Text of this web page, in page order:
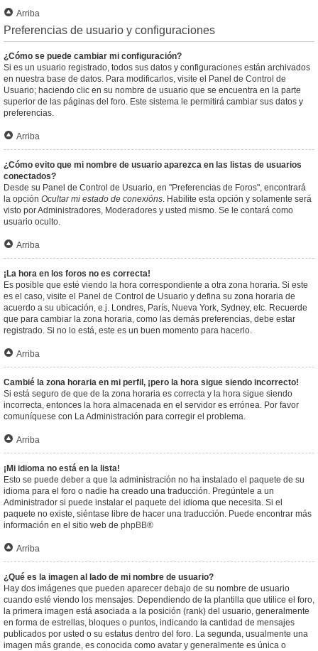
Arriba
Preferencias de usuario y configuraciones
¿Cómo se puede cambiar mi configuración?
Si es un usuario registrado, todos sus datos y configuraciones están archivados
en nuestra base de datos. Para modificarlos, visite el Panel de Control de
Usuario; haciendo clic en su nombre de usuario que se encuentra en la parte
superior de las páginas del foro. Este sistema le permitirá cambiar sus datos y
preferencias.
Arriba
¿Cómo evito que mi nombre de usuario aparezca en las listas de usuarios
conectados?
Desde su Panel de Control de Usuario, en "Preferencias de Foros", encontrará
la opción Ocultar mi estado de conexións. Habilite esta opción y solamente será
visto por Administradores, Moderadores y usted mismo. Se le contará como
usuario oculto.
Arriba
¡La hora en los foros no es correcta!
Es posible que esté viendo la hora correspondiente a otra zona horaria. Si este
es el caso, visite el Panel de Control de Usuario y defina su zona horaria de
acuerdo a su ubicación, e.j. Londres, París, Nueva York, Sydney, etc. Recuerde
que para cambiar la zona horaria, como las demás preferencias, debe estar
registrado. Si no lo está, este es un buen momento para hacerlo.
Arriba
Cambié la zona horaria en mi perfil, ¡pero la hora sigue siendo incorrecto!
Si está seguro de que de la zona horaria es correcta y la hora sigue siendo
incorrecta, entonces la hora almacenada en el servidor es errónea. Por favor
comuníquese con La Administración para corregir el problema.
Arriba
¡Mi idioma no está en la lista!
Esto se puede deber a que la administración no ha instalado el paquete de su
idioma para el foro o nadie ha creado una traducción. Pregúntele a un
Administrador si puede instalar el paquete del idioma que necesita. Si el
paquete no existe, siéntase libre de hacer una traducción. Puede encontrar más
información en el sitio web de phpBB®
Arriba
¿Qué es la imagen al lado de mi nombre de usuario?
Hay dos imágenes que pueden aparecer debajo de su nombre de usuario
cuando esté viendo los mensajes. Dependiendo de la plantilla que utilice el foro,
la primera imagen está asociada a la posición (rank) del usuario, generalmente
en forma de estrellas, bloques o puntos, indicando la cantidad de mensajes
publicados por usted o su estatus dentro del foro. La segunda, usualmente una
imagen más grande, es conocida como avatar y generalmente es única o